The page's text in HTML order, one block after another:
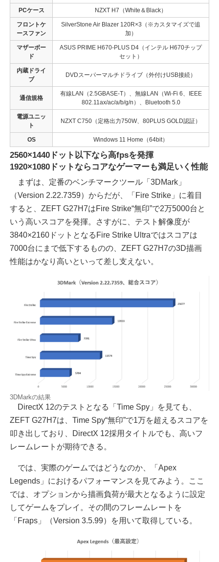
PCケース NZXT H7（White＆Black）
フロントケ
ースファン
SilverStone Air Blazer 120R×3（※カスタマイズで追
加）
マザーボー
ド
ASUS PRIME H670-PLUS D4（インテル H670チップ
セット）
内蔵ドライ
ブ
DVDスーパーマルチドライブ（外付けUSB接続）
通信規格
有線LAN（2.5GBASE-T）、無線LAN（Wi-Fi 6、IEEE
802.11ax/ac/a/b/g/n）、Bluetooth 5.0
電源ユニッ
ト
NZXT C750（定格出力750W、80PLUS GOLD認証）
OS Windows 11 Home（64bit）
2560×1440ドット以下なら高fpsを発揮
1920×1080ドットならコアなゲーマーも満足いく性能
まずは、定番のベンチマークツール「3DMark」
（Version 2.22.7359）からだが、「Fire Strike」に着目
すると、ZEFT G27H7はFire Strike“無印”で2万5000台と
いう高いスコアを発揮。さすがに、テスト解像度が
3840×2160ドットとなるFire Strike Ultraではスコアは
7000台にまで低下するものの、ZEFT G27H7の3D描画
性能はかなり高いといって差し支えない。
3DMarkの結果
DirectX 12のテストとなる「Time Spy」を見ても、
ZEFT G27H7は、Time Spy“無印”で1万を超えるスコアを
叩き出しており、DirectX 12採用タイトルでも、高いフ
レームレートが期待できる。
では、実際のゲームではどうなのか、「Apex
Legends」におけるパフォーマンスを見てみよう。ここ
では、オプションから描画負荷が最大となるように設定
してゲームをプレイ。その間のフレームレートを
「Fraps」（Version 3.5.99）を用いて取得している。